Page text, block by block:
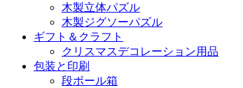
木製立体パズル
木製ジグソーパズル
ギフト＆クラフト
クリスマスデコレーション用品
包装と印刷
段ボール箱